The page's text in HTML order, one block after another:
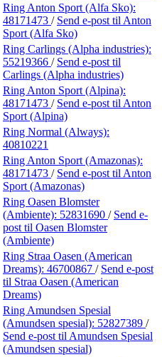
Ring Anton Sport (Alfa Sko):
48171473 / Send e-post til Anton
Sport (Alfa Sko)
Ring Carlings (Alpha industries):
55219366 / Send e-post til
Carlings (Alpha industries)
Ring Anton Sport (Alpina):
48171473 / Send e-post til Anton
Sport (Alpina)
Ring Normal (Always):
40810221
Ring Anton Sport (Amazonas):
48171473 / Send e-post til Anton
Sport (Amazonas)
Ring Oasen Blomster
(Ambiente): 52831690 / Send e-
post til Oasen Blomster
(Ambiente)
Ring Straa Oasen (American
Dreams): 46700867 / Send e-post
til Straa Oasen (American
Dreams)
Ring Amundsen Spesial
(Amundsen spesial): 52827389 /
Send e-post til Amundsen Spesial
(Amundsen spesial)